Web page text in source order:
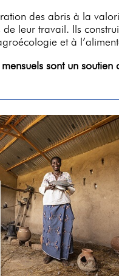
des abris à la
de leur travail. Ils
et à
sont un